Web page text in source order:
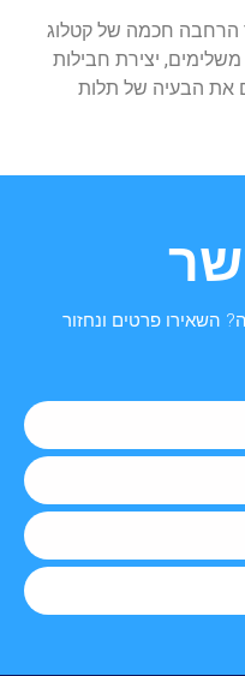
הרחבה חכמה של קטלוג
משלימים, יצירת חבילות
את הבעיה של תלות
השאירו פרטים ונחזור